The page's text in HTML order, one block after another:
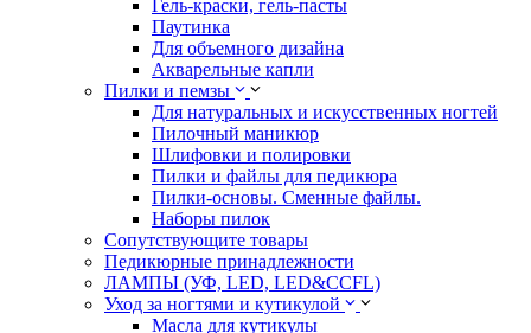
Гель-краски, гель-пасты
Паутинка
Для объемного дизайна
Акварельные капли
Пилки и пемзы
Для натуральных и искусственных ногтей
Пилочный маникюр
Шлифовки и полировки
Пилки и файлы для педикюра
Пилки-основы. Сменные файлы.
Наборы пилок
Сопутствующите товары
Педикюрные принадлежности
ЛАМПЫ (УФ, LED, LED&CCFL)
Уход за ногтями и кутикулой
Масла для кутикулы